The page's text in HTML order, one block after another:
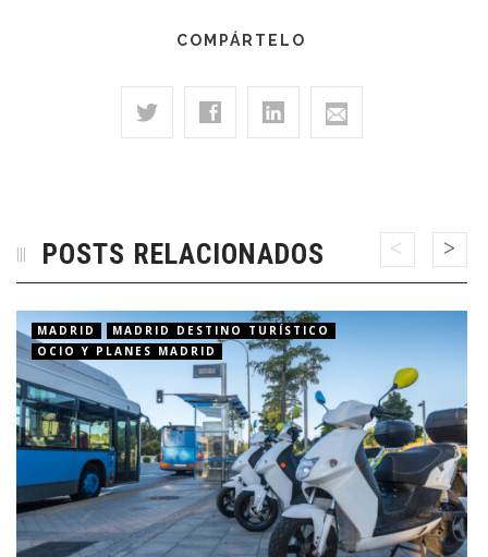
COMPÁRTELO
POSTS RELACIONADOS
MADRID
MADRID DESTINO TURÍSTICO
OCIO Y PLANES MADRID